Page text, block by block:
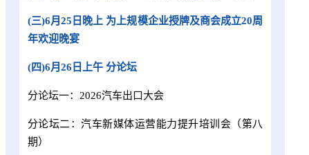
(三)6月25日晚上 为上规模企业授牌及商会成立20周
年欢迎晚宴
(四)6月26日上午 分论坛
分论坛一：2026汽车出口大会
分论坛二：汽车新媒体运营能力提升培训会（第八
期）